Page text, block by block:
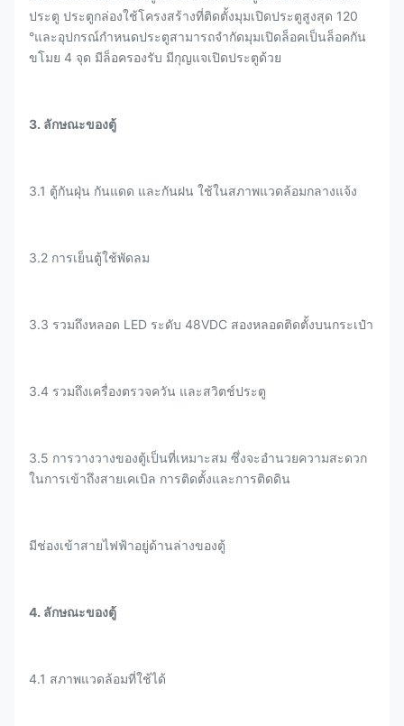
ประตู ประตูกล่องใช้โครงสร้างที่ติดตั้งมุมเปิดประตูสูงสุด 120
°และอุปกรณ์กําหนดประตูสามารถจํากัดมุมเปิดล็อคเป็นล็อคกัน
ขโมย 4 จุด มีล็อครองรับ มีกุญแจเปิดประตูด้วย
3. ลักษณะของตู้
3.1 ตู้กันฝุ่น กันแดด และกันฝน ใช้ในสภาพแวดล้อมกลางแจ้ง
3.2 การเย็นตู้ใช้พัดลม
3.3 รวมถึงหลอด LED ระดับ 48VDC สองหลอดติดตั้งบนกระเป๋า
3.4 รวมถึงเครื่องตรวจควัน และสวิตช์ประตู
3.5 การวางวางของตู้เป็นที่เหมาะสม ซึ่งจะอํานวยความสะดวก
ในการเข้าถึงสายเคเบิล การติดตั้งและการติดดิน
มีช่องเข้าสายไฟฟ้าอยู่ด้านล่างของตู้
4. ลักษณะของตู้
4.1 สภาพแวดล้อมที่ใช้ได้